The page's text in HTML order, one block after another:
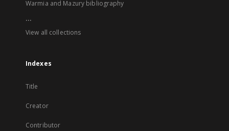
Warmia and Mazury bibliography
...
View all collections
Indexes
Title
Creator
Contributor